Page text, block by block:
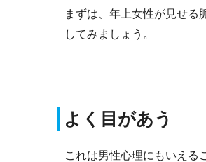
まずは、年上女性が見せる
してみましょう。
よく目があう
これは男性心理にもいえる